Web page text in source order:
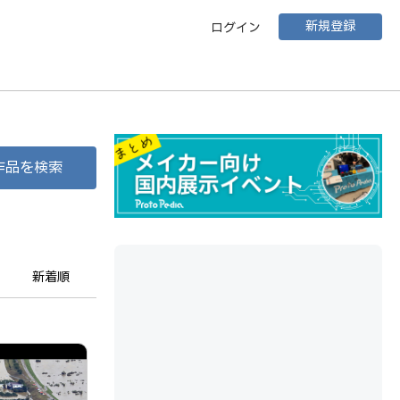
ログイン 新規登録
品を検索
新着順